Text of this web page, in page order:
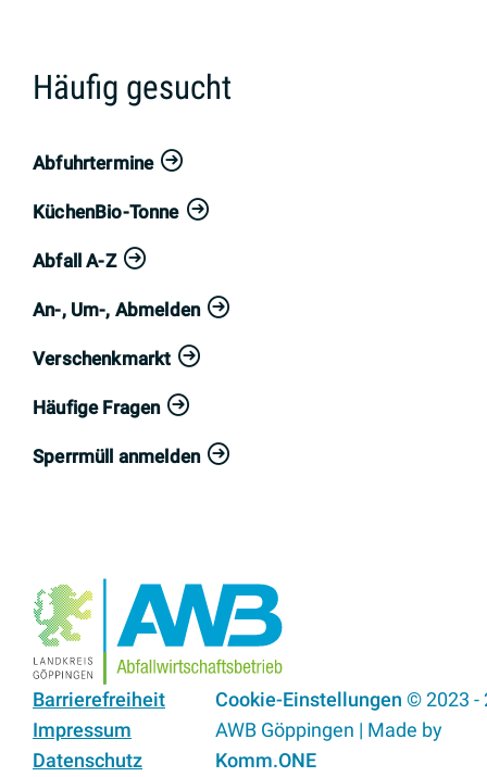
Häufig gesucht
Abfuhrtermine
KüchenBio-Tonne
Abfall A-Z
An-, Um-, Abmelden
Verschenkmarkt
Häufige Fragen
Sperrmüll anmelden
Barrierefreiheit
Impressum
Datenschutz
Cookie-Einstellungen © 2023 -
AWB Göppingen | Made by
Komm.ONE